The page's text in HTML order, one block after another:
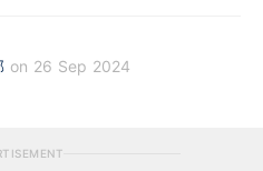
on 26 Sep 2024